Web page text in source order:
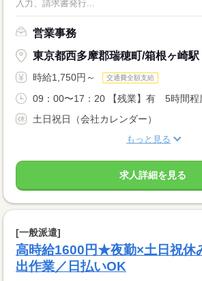
入力、請求書発行...
営業事務
東京都西多摩郡瑞穂町/箱根ヶ崎駅
時給1,750円～ 交通費全額支給
09：00〜17：20 【残業】有 5時間程
土日祝日（会社カレンダー）
もっと見る
求人詳細を見る
[一般派遣]
高時給1600円★夜勤×土日祝休
出作業／日払いOK